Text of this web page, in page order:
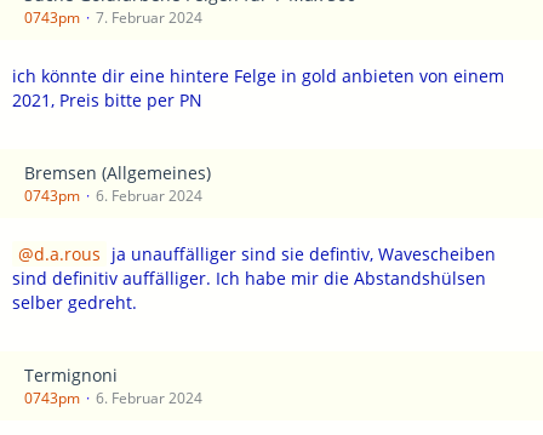
0743pm 7. Februar 2024
ich könnte dir eine hintere Felge in gold anbieten von einem
2021, Preis bitte per PN
Bremsen (Allgemeines)
0743pm 6. Februar 2024
d.a.rous ja unauffälliger sind sie defintiv, Wavescheiben
sind definitiv auffälliger. Ich habe mir die Abstandshülsen
selber gedreht.
Termignoni
0743pm 6. Februar 2024